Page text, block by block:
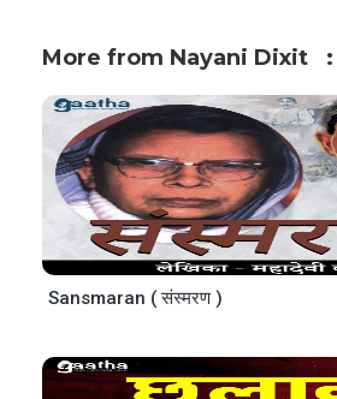
More from Nayani Dixit
Sansmaran ( संस्मरण )